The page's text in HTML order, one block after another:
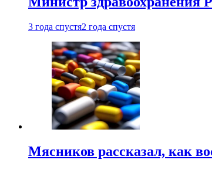
3 года спустя2 года спустя
Мясников рассказал, как